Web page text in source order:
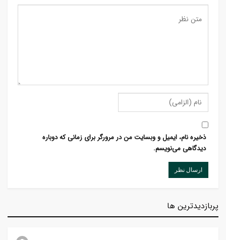
ذخیره نام، ایمیل و وبسایت من در مرورگر برای زمانی که دوباره
دیدگاهی می‌نویسم.
پربازدیدترین ها